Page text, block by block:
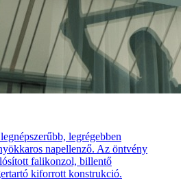
legrégebben
napellenző. Az öntvény
falikonzol, billentő
kiforrott konstrukció.